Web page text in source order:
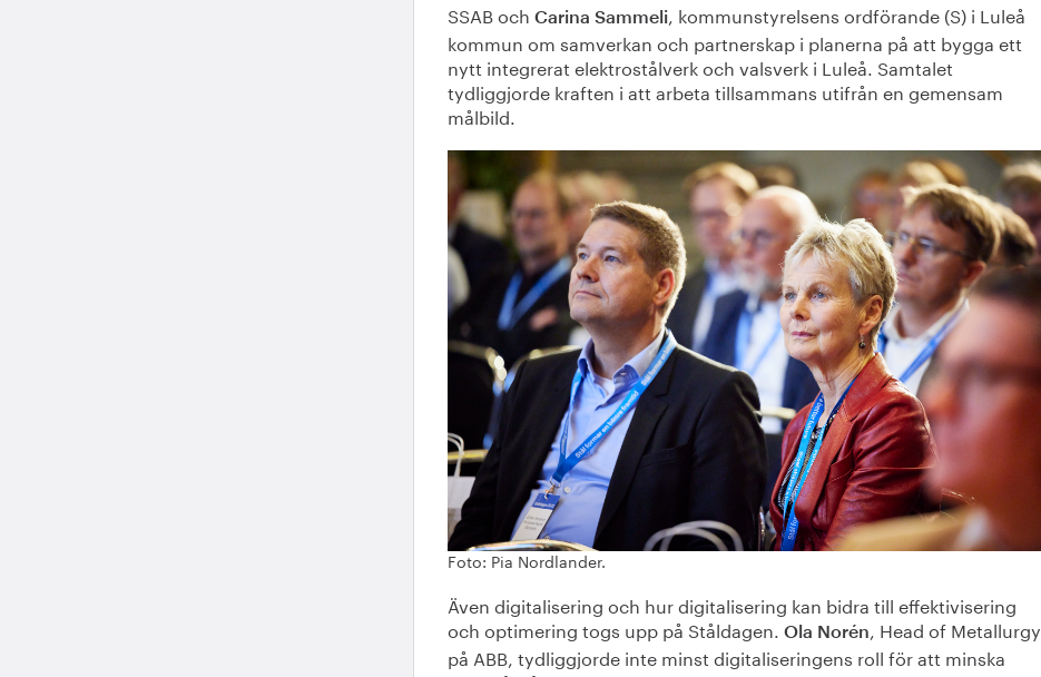
SSAB och Carina Sammeli, kommunstyrelsens ordförande (S) i Luleå
kommun om samverkan och partnerskap i planerna på att bygga ett
nytt integrerat elektrostålverk och valsverk i Luleå. Samtalet
tydliggjorde kraften i att arbeta tillsammans utifrån en gemensam
målbild.
Foto: Pia Nordlander.
Även digitalisering och hur digitalisering kan bidra till effektivisering
och optimering togs upp på Ståldagen.
Ola Norén
, Head of Metallurgy
på ABB, tydliggjorde inte minst digitaliseringens roll för att minska